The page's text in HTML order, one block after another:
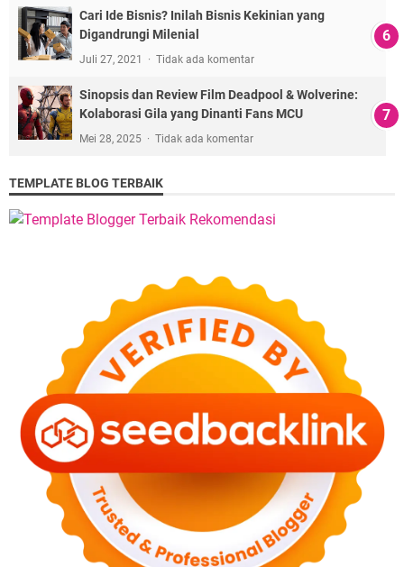
Cari Ide Bisnis? Inilah Bisnis Kekinian yang
Digandrungi Milenial
Juli 27, 2021 Tidak ada komentar
Sinopsis dan Review Film Deadpool & Wolverine:
Kolaborasi Gila yang Dinanti Fans MCU
Mei 28, 2025 Tidak ada komentar
TEMPLATE BLOG TERBAIK